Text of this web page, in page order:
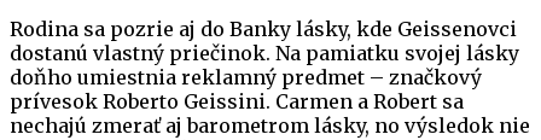
Rodina sa pozrie aj do Banky lásky, kde Geissenovci
dostanú vlastný priečinok. Na pamiatku svojej lásky
doňho umiestnia reklamný predmet – značkový
prívesok Roberto Geissini. Carmen a Robert sa
nechajú zmerať aj barometrom lásky, no výsledok nie